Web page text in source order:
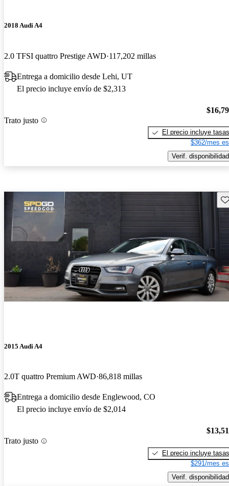
2018 Audi A4
2.0 TFSI quattro Prestige AWD 117,202 millas
Entrega a domicilio desde Lehi, UT
El precio incluye envío de $2,313
Trato justo
El precio incluye tasas
$362/mes
Verif. disponibilidad
2015 Audi A4
2.0T quattro Premium AWD 86,818 millas
Entrega a domicilio desde Englewood, CO
El precio incluye envío de $2,014
Trato justo
El precio incluye tasas
$291/mes
Verif. disponibilidad